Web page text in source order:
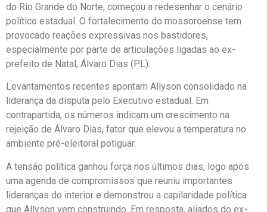
do Rio Grande do Norte, começou a redesenhar o cenário
político estadual. O fortalecimento do mossoroense tem
provocado reações expressivas nos bastidores,
especialmente por parte de articulações ligadas ao ex-
prefeito de Natal, Álvaro Dias (PL).
Levantamentos recentes apontam Allyson consolidado na
liderança da disputa pelo Executivo estadual. Em
contrapartida, os números indicam um crescimento na
rejeição de Álvaro Dias, fator que elevou a temperatura no
ambiente pré-eleitoral potiguar.
A tensão política ganhou força nos últimos dias, logo após
uma agenda de compromissos que reuniu importantes
lideranças do interior e demonstrou a capilaridade política
que Allyson vem construindo. Em resposta, aliados do ex-